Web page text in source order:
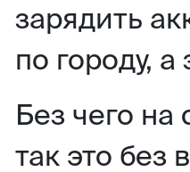
зарядить
по городу,
Без чего на
так это без